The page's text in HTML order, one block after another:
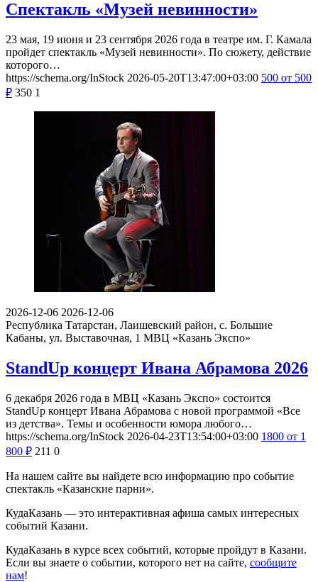
Спектакль «Музей невинности»
23 мая, 19 июня и 23 сентября 2026 года в театре им. Г. Камала
пройдет спектакль «Музей невинности». По сюжету, действие
которого…
https://schema.org/InStock 2026-05-20T13:47:00+03:00 500 от 500
₽ 350 1
2026-12-06 2026-12-06
Республика Татарстан, Лаишевский район, с. Большие
Кабаны, ул. Выставочная, 1 МВЦ «Казань Экспо»
StandUp концерт Ивана Абрамова 2026
6 декабря 2026 года в МВЦ «Казань Экспо» состоится
StandUp концерт Ивана Абрамова с новой программой «Все
из детства». Темы и особенности юмора любого…
https://schema.org/InStock 2026-04-23T13:54:00+03:00 1800 от 1
800 ₽ 211 0
На нашем сайте вы найдете всю информацию про событие
спектакль «Казанские парни».
КудаКазань — это интерактивная афиша самых интересных
событий Казани.
КудаКазань в курсе всех событий, которые пройдут в Казани.
Если вы знаете о событии, которого нет на сайте, сообщите
нам!